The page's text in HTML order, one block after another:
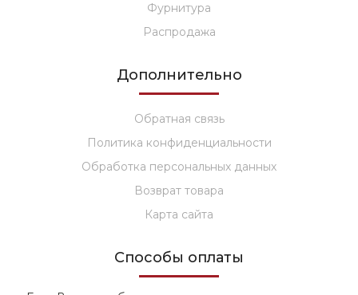
Фурнитура
Распродажа
Дополнительно
Обратная связь
Политика конфиденциальности
Обработка персональных данных
Возврат товара
Карта сайта
Способы оплаты